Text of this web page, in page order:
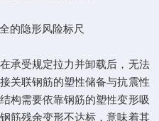
隐形风险标尺
受规定拉力并卸载后，无法
关联钢筋的塑性储备与抗震性
构需要依靠钢筋的塑性变形吸
筋残余变形不达标，意味着其